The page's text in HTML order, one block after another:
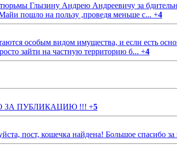
Глызину Андрею Андреевичу за
пошло на пользу ,проведя меньше с... +4
особым видом имущества, и если есть
зайти на частную территорию б... +4
ЗА ПУБЛИКАЦИЮ !!! +5
пост, кошечка найдена! Большое спасибо